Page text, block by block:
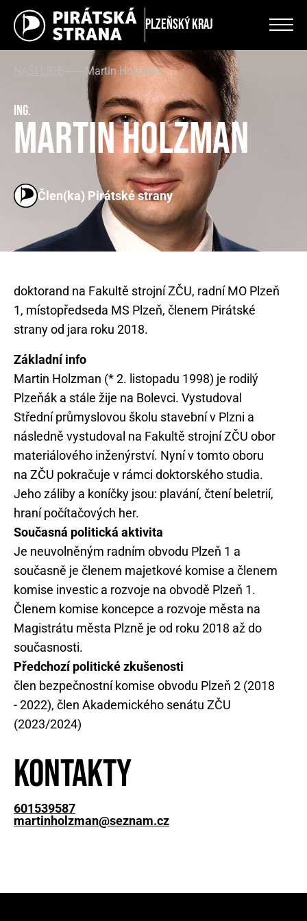
Plzeňský kraj
Martin Holzman
Ing.
Martin Holzman
Člen(ka) Pirátské strany
doktorand na Fakultě strojní ZČU, radní MO Plzeň
1, místopředseda MS Plzeň, členem Pirátské
Základní info
Martin Holzman (* 2. listopadu 1998) je rodilý
Plzeňák a stále žije na Bolevci. Vystudoval
Střední průmyslovou školu stavební v Plzni a
následně vystudoval na Fakultě strojní ZČU obor
materiálového inženýrství. Nyní v tomto oboru
na ZČU pokračuje v rámci doktorského studia.
Jeho záliby a koníčky jsou: plavání, čtení beletrií,
hraní počítačových her.
Současná politická aktivita
Je neuvolněným radním obvodu Plzeň 1 a
současně je členem majetkové komise a členem
komise investic a rozvoje na obvodě Plzeň 1.
Členem komise koncepce a rozvoje města na
Magistrátu města Plzně je od roku 2018 až do
současnosti.
Předchozí politické zkušenosti
člen bezpečnostní komise obvodu Plzeň 2 (2018
- 2022), člen Akademického senátu ZČU
(2023/2024)
Kontakty
601539587
martinholzman@seznam.cz